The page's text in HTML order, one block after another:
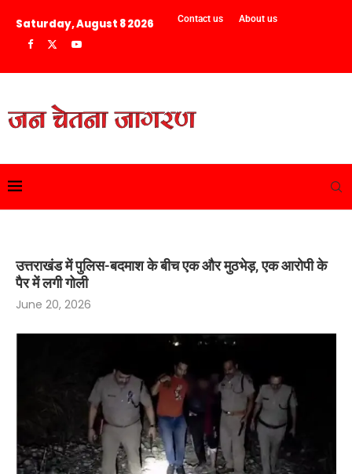
Saturday, August 8 2026 Contact us About us
उत्तराखंड में पुलिस-बदमाश के बीच एक और मुठभेड़, एक आरोपी के
पैर में लगी गोली
June 20, 2026